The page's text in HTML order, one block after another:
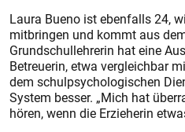
Laura Bueno ist ebenfalls 24,
mitbringen und kommt aus
Grundschullehrerin hat eine
Betreuerin, etwa vergleichbar
dem schulpsychologischen
System besser. „Mich hat
hören, wenn die Erzieherin